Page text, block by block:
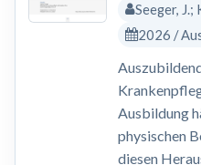
Seeger, J.;
2026 /
Ausbildung
physischen
diesen